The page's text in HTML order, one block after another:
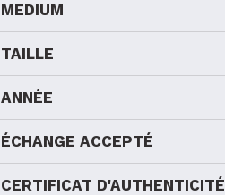
MEDIUM
TAILLE
ANNÉE
ÉCHANGE ACCEPTÉ
CERTIFICAT D'AUTHENTICITÉ